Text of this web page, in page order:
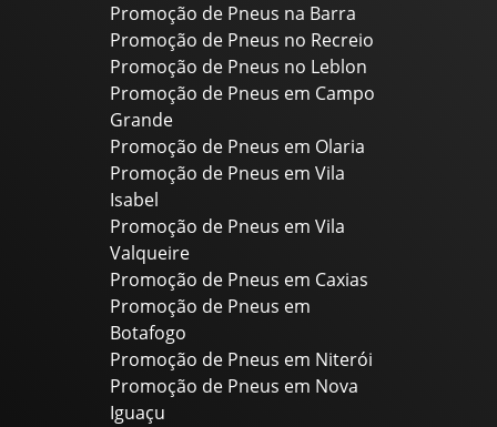
Promoção de Pneus na Barra
Promoção de Pneus no Recreio
Promoção de Pneus no Leblon
Promoção de Pneus em Campo
Grande
Promoção de Pneus em Olaria
Promoção de Pneus em Vila
Isabel
Promoção de Pneus em Vila
Valqueire
Promoção de Pneus em Caxias
Promoção de Pneus em
Botafogo
Promoção de Pneus em Niterói
Promoção de Pneus em Nova
Iguaçu